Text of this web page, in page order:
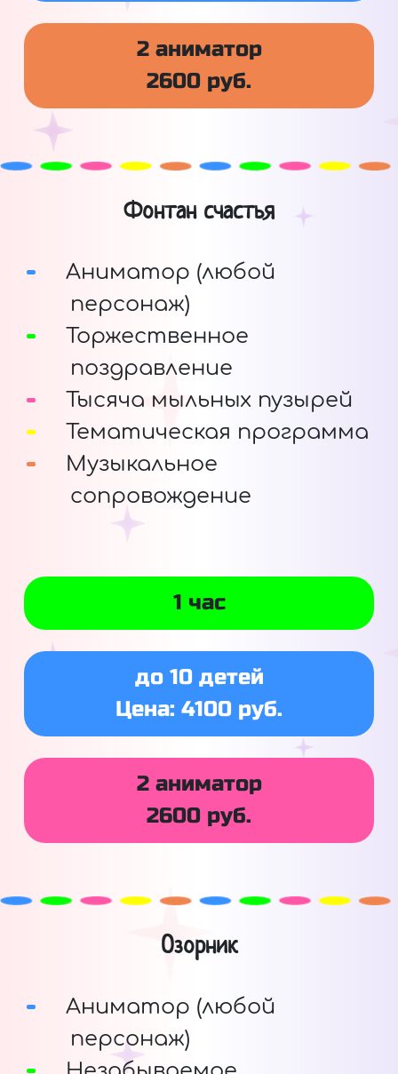
2 аниматор
2600 руб.
Фонтан счастья
Аниматор (любой
персонаж)
Торжественное
поздравление
Тысяча мыльных пузырей
Тематическая программа
Музыкальное
сопровождение
1 час
до 10 детей
Цена: 4100 руб.
2 аниматор
2600 руб.
Озорник
Аниматор (любой
персонаж)